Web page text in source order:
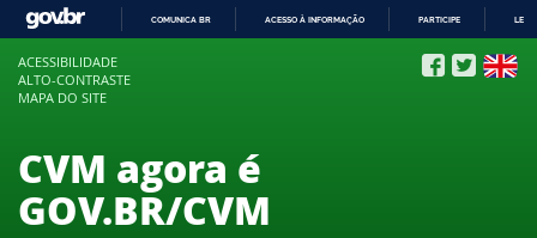
COMUNICA BR ACESSO À INFORMAÇÃO PARTICIPE
ACESSIBILIDADE
ALTO-CONTRASTE
MAPA DO SITE
CVM agora é
GOV.BR/CVM